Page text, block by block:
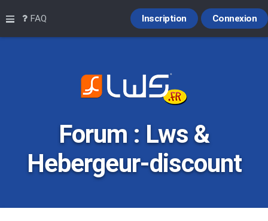
Raccourcis
FAQ Connexion
Inscription
Forum : Lws &
Hebergeur-discount